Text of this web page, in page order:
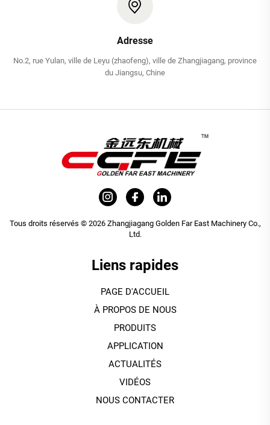
Adresse
No.2, rue Yulan, ville de Leyu (zhaofeng), ville de Zhangjiagang, province
du Jiangsu, Chine
Tous droits réservés © 2026 Zhangjiagang Golden Far East Machinery Co.,
Ltd.
Liens rapides
PAGE D'ACCUEIL
À PROPOS DE NOUS
PRODUITS
APPLICATION
ACTUALITÉS
VIDÉOS
NOUS CONTACTER